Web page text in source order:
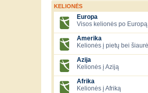
KELIONĖS
Europa
Visos kelionės po
Amerika
Kelionės į pietų bei
Azija
Kelionės į Aziją
Afrika
Kelionės į Afriką